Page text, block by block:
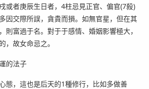
或者庚辰生日者，4柱忌見正官、偏官(7殺)
因交際所誤，貪貴而損。如無官星，但在其
則富過于名。對于于感情、婚姻影響極大，
，故女命忌之。
的法子
，這也是后天的1種修行，比如多做善